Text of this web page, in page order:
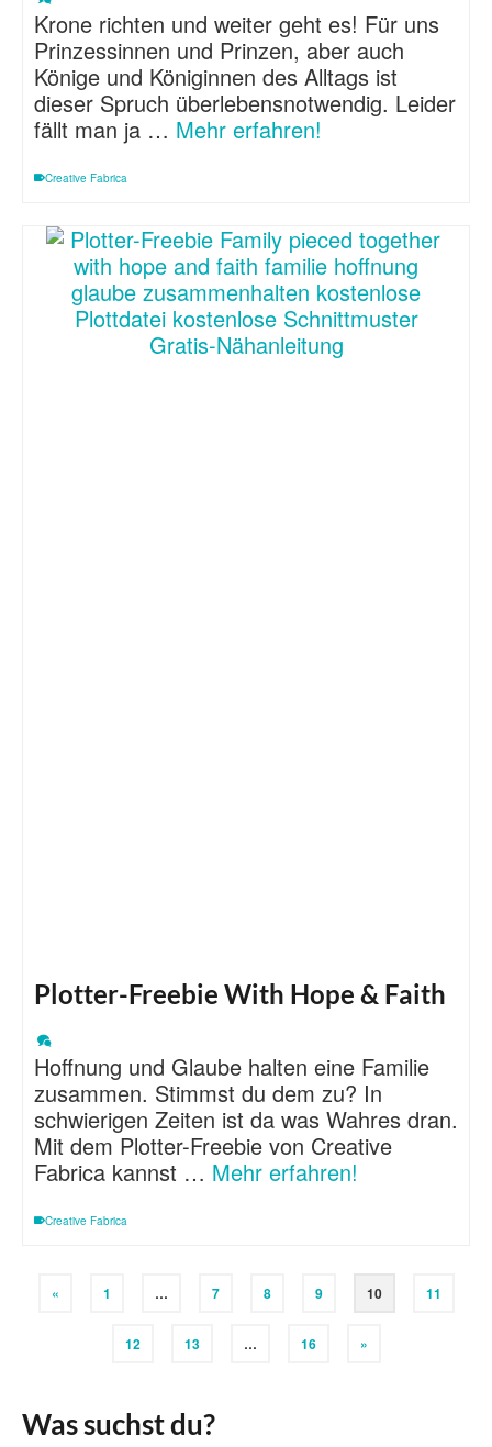
Krone richten und weiter geht es! Für uns
Prinzessinnen und Prinzen, aber auch
Könige und Königinnen des Alltags ist
dieser Spruch überlebensnotwendig. Leider
fällt man ja … Mehr erfahren!
Creative Fabrica
Plotter-Freebie With Hope & Faith
Hoffnung und Glaube halten eine Familie
zusammen. Stimmst du dem zu? In
schwierigen Zeiten ist da was Wahres dran.
Mit dem Plotter-Freebie von Creative
Fabrica kannst … Mehr erfahren!
Creative Fabrica
« 1 … 7 8 9 10 11
12 13 … 16 »
Was suchst du?